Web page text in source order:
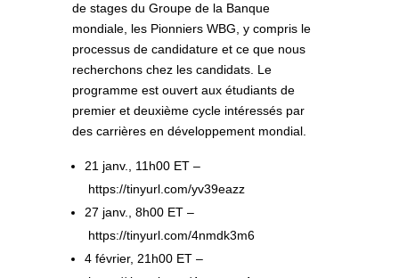
de stages du Groupe de la Banque
mondiale, les Pionniers WBG, y compris le
processus de candidature et ce que nous
recherchons chez les candidats. Le
programme est ouvert aux étudiants de
premier et deuxième cycle intéressés par
des carrières en développement mondial.
21 janv., 11h00 ET –
https://tinyurl.com/yv39eazz
27 janv., 8h00 ET –
https://tinyurl.com/4nmdk3m6
4 février, 21h00 ET –